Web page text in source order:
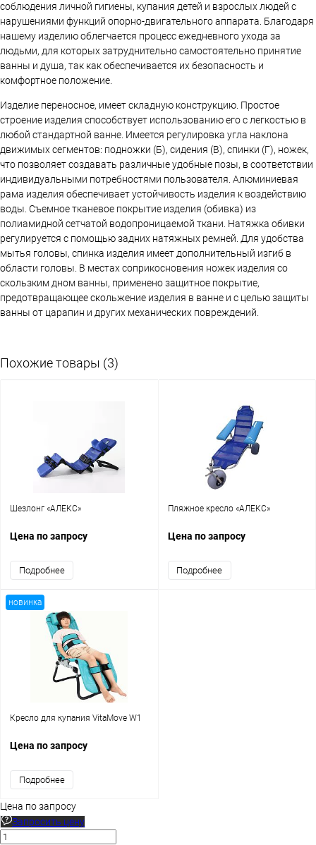
соблюдения личной гигиены, купания детей и взрослых людей с
нарушениями функций опорно-двигательного аппарата. Благодаря
нашему изделию облегчается процесс ежедневного ухода за
людьми, для которых затруднительно самостоятельно принятие
ванны и душа, так как обеспечивается их безопасность и
комфортное положение.
Изделие переносное, имеет складную конструкцию. Простое
строение изделия способствует использованию его с легкостью в
любой стандартной ванне. Имеется регулировка угла наклона
движимых сегментов: подножки (Б), сидения (В), спинки (Г), ножек,
что позволяет создавать различные удобные позы, в соответствии
индивидуальными потребностями пользователя. Алюминиевая
рама изделия обеспечивает устойчивость изделия к воздействию
воды. Съемное тканевое покрытие изделия (обивка) из
полиамидной сетчатой водопроницаемой ткани. Натяжка обивки
регулируется с помощью задних натяжных ремней. Для удобства
мытья головы, спинка изделия имеет дополнительный изгиб в
области головы. В местах соприкосновения ножек изделия со
скользким дном ванны, применено защитное покрытие,
предотвращающее скольжение изделия в ванне и с целью защиты
ванны от царапин и других механических повреждений.
Похожие товары (3)
Шезлонг «АЛЕКС»
Цена по запросу
Подробнее
Пляжное кресло «АЛЕКС»
Цена по запросу
Подробнее
новинка
Кресло для купания VitaMove W1
Цена по запросу
Подробнее
Цена по запросу
Запросить цену